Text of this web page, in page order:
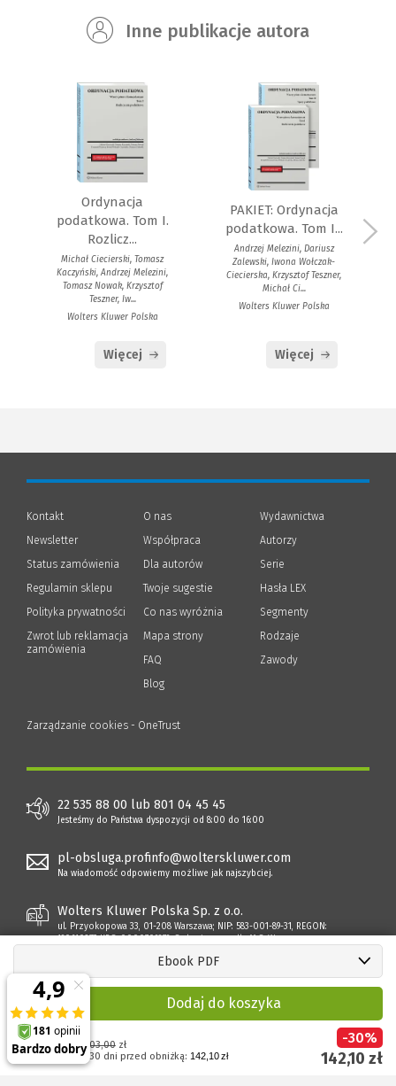
Ebook PDF
Cena regularna:203,00zł
Najniższa cena z 30 dni przed obniżką: 142,10 zł
-30%
142,10 zł
Dodaj do koszyka
Inne publikacje autora
Ordynacja
podatkowa. Tom I.
Rozlicz...
Michał Ciecierski, Tomasz
Kaczyński, Andrzej Melezini,
Tomasz Nowak, Krzysztof
Teszner, Iw...
Wolters Kluwer Polska
Więcej
PAKIET: Ordynacja
podatkowa. Tom I...
Andrzej Melezini, Dariusz
Zalewski, Iwona Wołczak-
Ciecierska, Krzysztof Teszner,
Michał Ci...
Wolters Kluwer Polska
Więcej
Kontakt
Newsletter
Status zamówienia
Regulamin sklepu
Polityka prywatności (Nowe
(Link
innej
Zwrot lub reklamacja
zamówienia
O nas
Współpraca
Dla autorów(Nowe
(Link
innej
strony)
Twoje sugestie
Co nas wyróżnia
Mapa strony
FAQ
Blog
Wydawnictwa
Autorzy
Serie
Hasła LEX
Segmenty
Rodzaje
Zawody
Zarządzanie cookies - OneTrust
22 535 88 00 lub 801 04 45 45
Jesteśmy do Państwa dyspozycji od 8:00 do 16:00
pl-obsluga.profinfo@wolterskluwer.com
Na wiadomość odpowiemy możliwe jak najszybciej.
Wolters Kluwer Polska Sp. z o.o.
ul. Przyokopowa 33, 01-208 Warszawa; NIP: 583-001-89-31, REGON: